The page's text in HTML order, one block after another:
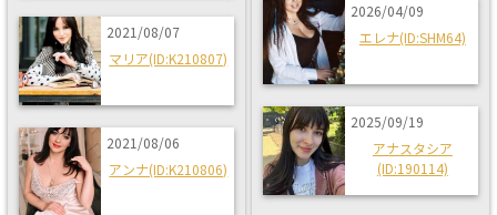
2021/08/07
マリア(ID:K210807)
2021/08/06
アンナ(ID:K210806)
2026/04/09
エレナ(ID:SHM64)
2025/09/19
アナスタシア
(ID:190114)